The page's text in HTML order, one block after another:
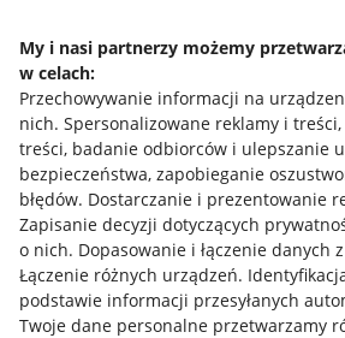
My i nasi partnerzy możemy
w celach:
Przechowywanie informacji na
nich. Spersonalizowane reklamy i
treści, badanie odbiorców i ulepszanie
bezpieczeństwa, zapobieganie
błędów. Dostarczanie i prezentowanie
Zapisanie decyzji dotyczących
o nich. Dopasowanie i łączenie danych
Łączenie różnych urządzeń.
podstawie informacji przesyłanych
Twoje dane personalne przetwarzamy
Allegro Gadane dla sprzedających
Allegro Gadane dla kupujących
Mapa miejscowości
Informacje prawne
Regulamin
Polityka plików "cookies"